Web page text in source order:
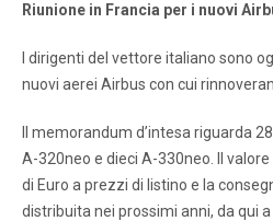
Riunione in Francia per i nuovi
I dirigenti del vettore italiano sono
nuovi aerei Airbus con cui
Il memorandum d’intesa riguarda
A-320neo e dieci A-330neo. Il valore
di Euro a prezzi di listino e la
distribuita nei prossimi anni, da qui a